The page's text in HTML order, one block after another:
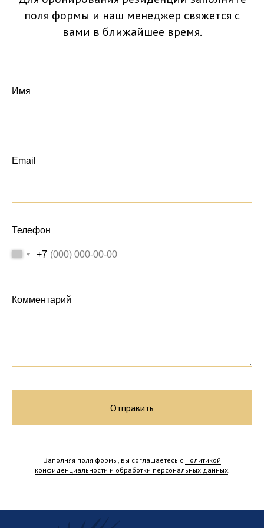
поля формы и наш менеджер свяжется с
вами в ближайшее время.
Имя
Email
Телефон
+7
Комментарий
Отправить
Заполняя поля формы, вы соглашаетесь с Политикой
конфиденциальности и обработки персональных данных.